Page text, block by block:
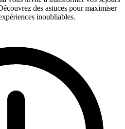
des astuces pour maximiser
inoubliables.